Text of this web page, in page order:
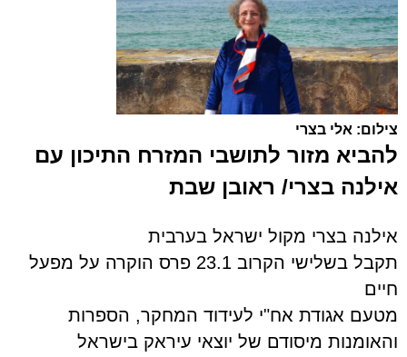
צילום: אלי בצרי
להביא מזור לתושבי המזרח התיכון עם
אילנה בצרי/ ראובן שבת
אילנה בצרי מקול ישראל בערבית
תקבל בשלישי הקרוב 23.1 פרס הוקרה על מפעל
חיים
מטעם אגודת אח"י לעידוד המחקר, הספרות
והאומנות מיסודם של יוצאי עיראק בישראל